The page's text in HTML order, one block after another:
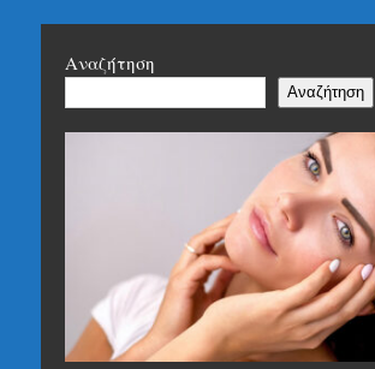
Αναζήτηση
Αναζήτηση